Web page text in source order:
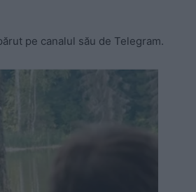
pe canalul său de Telegram.